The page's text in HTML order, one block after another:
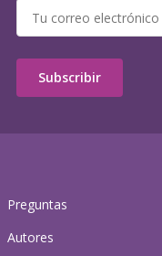
Preguntas
Autores
Subscribir